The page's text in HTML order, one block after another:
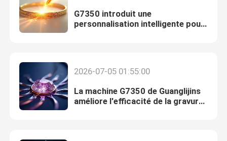
Produits
G7350 introduit une
personnalisation intelligente pour
2026-07-05 01:55:00
La machine G7350 de Guanglijins
améliore l'efficacité de la gravure